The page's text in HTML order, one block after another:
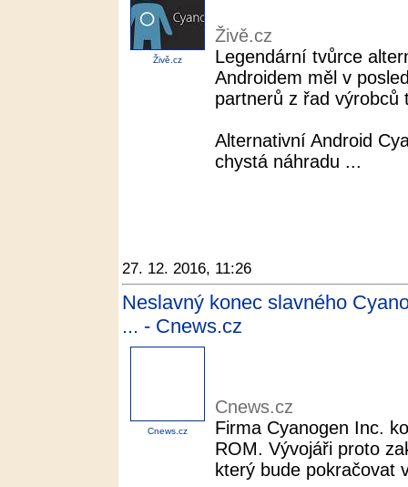
Živě.cz
Živě.cz
Legendární tvůrce
Androidem měl v
partnerů z řad výrobců
Alternativní Android
chystá náhradu ...
27. 12. 2016, 11:26
Neslavný konec slavného
... - Cnews.cz
Cnews.cz
Cnews.cz
Firma Cyanogen Inc.
ROM. Vývojáři proto
který bude pokračovat